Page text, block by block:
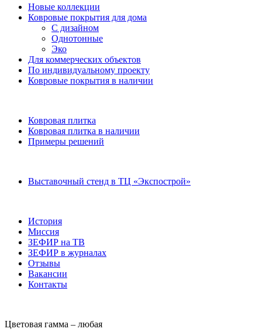
Новые коллекции
Ковровые покрытия для дома
С дизайном
Однотонные
Эко
Для коммерческих объектов
По индивидуальному проекту
Ковровые покрытия в наличии
Ковровая плитка
Ковровая плитка в наличии
Примеры решений
Выставочный стенд в ТЦ «Экспострой»
История
Миссия
ЗЕФИР на ТВ
ЗЕФИР в журналах
Отзывы
Вакансии
Контакты
Цветовая гамма – любая